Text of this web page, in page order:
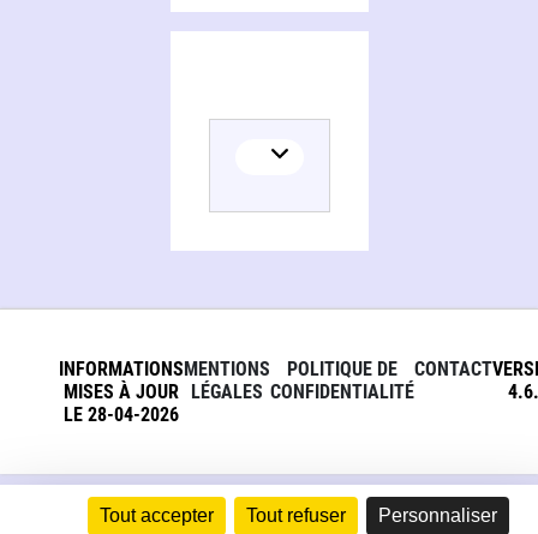
Tout accepter Tout refuser Personnaliser
INFORMATIONS
MISES À JOUR
LE 28-04-2026
MENTIONS
LÉGALES
POLITIQUE DE
CONFIDENTIALITÉ
CONTACT